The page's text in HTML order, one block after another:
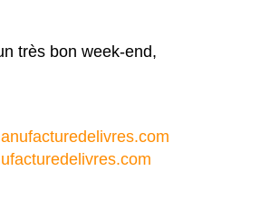
très bon week-end,